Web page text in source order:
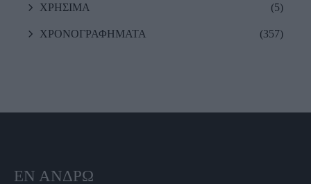
ΧΡΗΣΙΜΑ (5)
ΧΡΟΝΟΓΡΑΦΗΜΑΤΑ (357)
ΕΝ ΆΝΔΡΩ